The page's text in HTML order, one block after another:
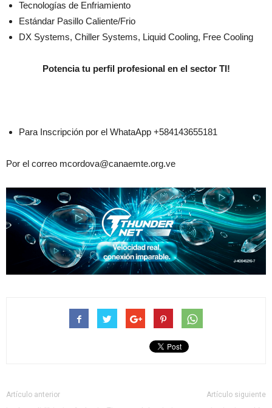
Tecnologías de Enfriamiento
Estándar Pasillo Caliente/Frio
DX Systems, Chiller Systems, Liquid Cooling, Free Cooling
Potencia tu perfil profesional en el sector TI!
Para Inscripción por el WhataApp +584143655181
Por el correo mcordova@canaemte.org.ve
Artículo anterior Artículo siguiente